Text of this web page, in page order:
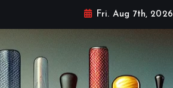
Fri. Aug 7th, 2026